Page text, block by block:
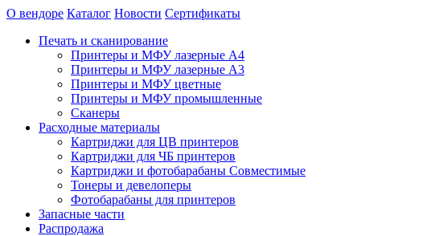
О вендоре Каталог Новости Сертификаты
Печать и сканирование
Принтеры и МФУ лазерные А4
Принтеры и МФУ лазерные А3
Принтеры и МФУ цветные
Принтеры и МФУ промышленные
Сканеры
Расходные материалы
Картриджи для ЦВ принтеров
Картриджи для ЧБ принтеров
Картриджи и фотобарабаны Совместимые
Тонеры и девелоперы
Фотобарабаны для принтеров
Запасные части
Распродажа